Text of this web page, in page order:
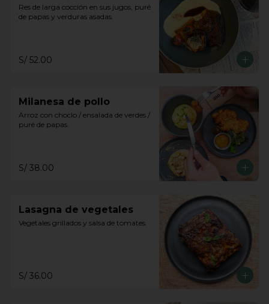
Res de larga cocción en sus jugos, puré
de papas y verduras asadas.
S/ 52.00
Milanesa de pollo
Arroz con choclo / ensalada de verdes /
puré de papas.
S/ 38.00
Lasagna de vegetales
Vegetales grillados y salsa de tomates.
S/ 36.00